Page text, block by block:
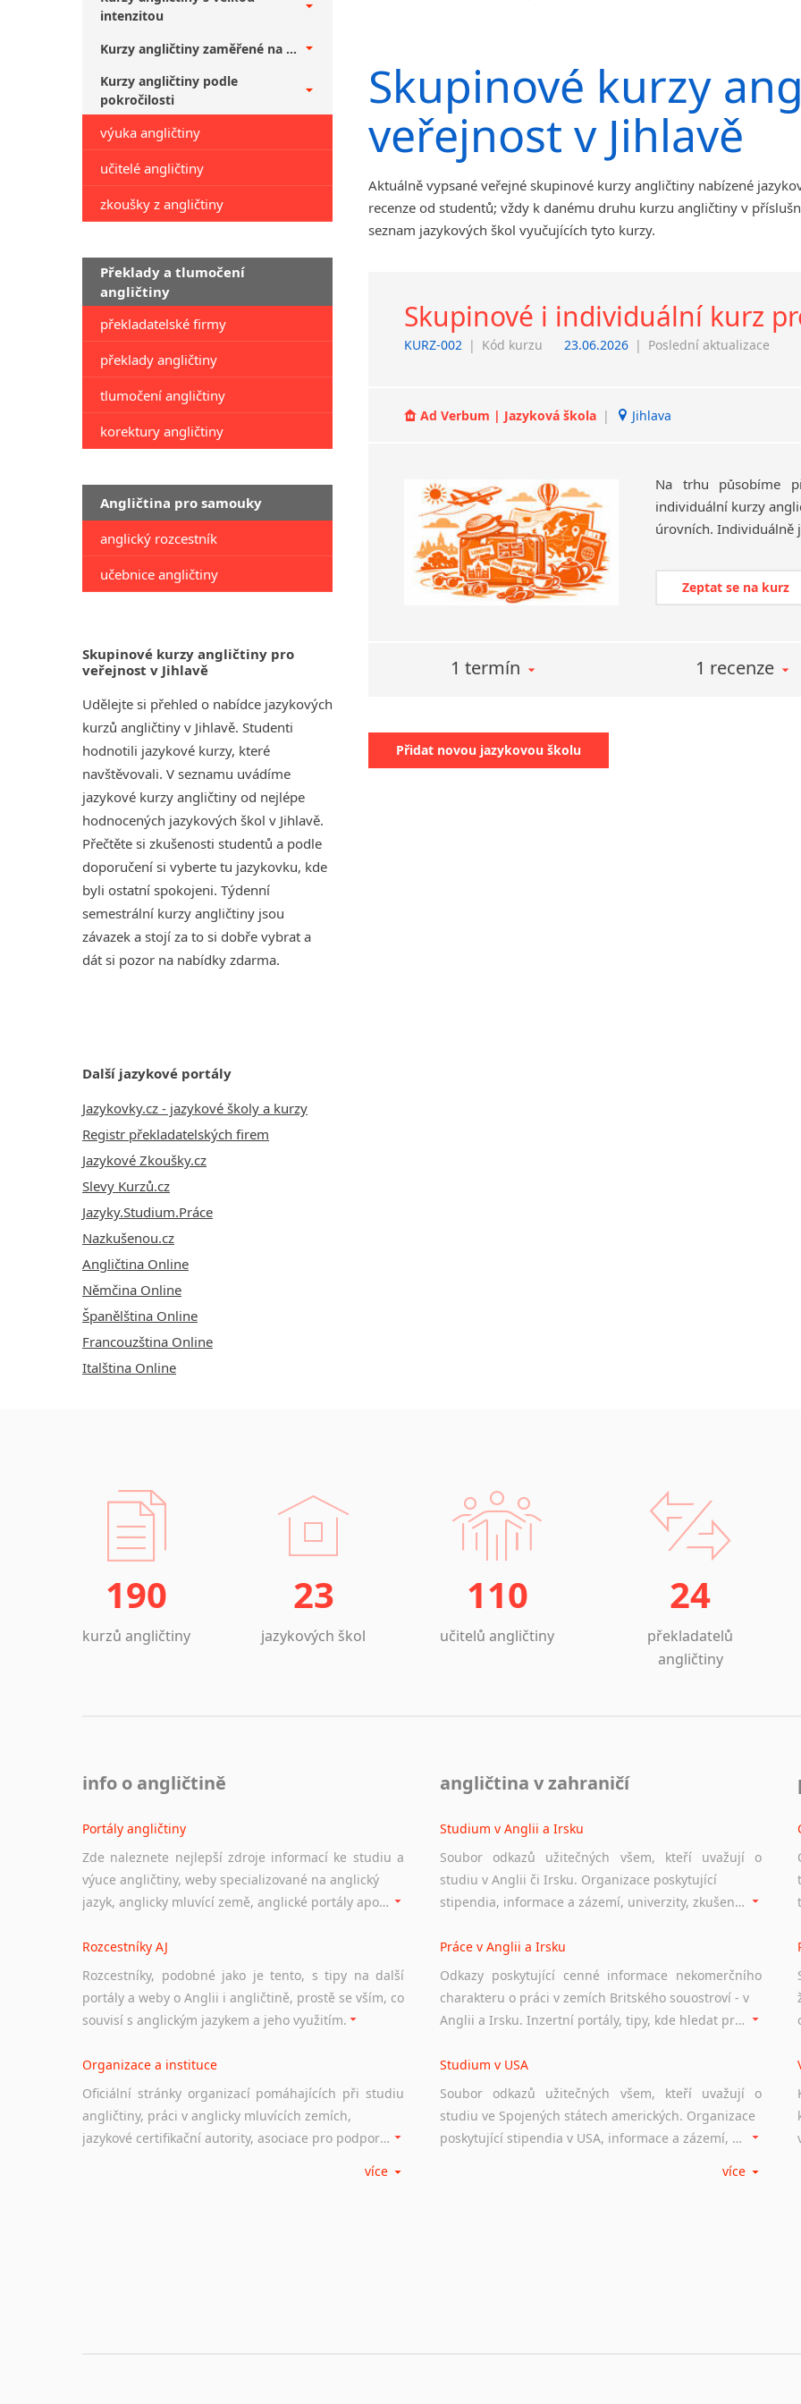
intenzitou
Kurzy angličtiny zaměřené na ...
Kurzy angličtiny podle
pokročilosti
výuka angličtiny
učitelé angličtiny
zkoušky z angličtiny
Překlady a tlumočení
angličtiny
překladatelské firmy
překlady angličtiny
tlumočení angličtiny
korektury angličtiny
Angličtina pro samouky
anglický rozcestník
učebnice angličtiny
Skupinové kurzy angličtiny pro
veřejnost v Jihlavě
Udělejte si přehled o nabídce jazykových
kurzů angličtiny v Jihlavě. Studenti
hodnotili jazykové kurzy, které
navštěvovali. V seznamu uvádíme
jazykové kurzy angličtiny od nejlépe
hodnocených jazykových škol v Jihlavě.
Přečtěte si zkušenosti studentů a podle
doporučení si vyberte tu jazykovku, kde
byli ostatní spokojeni. Týdenní
semestrální kurzy angličtiny jsou
závazek a stojí za to si dobře vybrat a
dát si pozor na nabídky zdarma.
Další jazykové portály
Jazykovky.cz - jazykové školy a kurzy
Registr překladatelských firem
Jazykové Zkoušky.cz
Slevy Kurzů.cz
Jazyky.Studium.Práce
Nazkušenou.cz
Angličtina Online
Němčina Online
Španělština Online
Francouzština Online
Italština Online
Chomutov
Chrudim
Děčín
Hodonín
Klatovy
Kolín
Most
Prostějov
Vysoká nad Labem
Skupinové kurzy
veřejnost v Jihlavě
Aktuálně vypsané veřejné skupinové kurzy angličtiny nabízené
recenze od studentů; vždy k danému druhu kurzu angličtiny v
seznam jazykových škol vyučujících tyto kurzy.
Skupinové i individuální kurz
KURZ-002 | Kód kurzu 23.06.2026 | Poslední aktualizace
Ad Verbum | Jazyková škola | Jihlava
Na trhu působíme
individuální kurzy
Zeptat se na kurz
1 termín 1 recenze
Přidat novou jazykovou školu
190
kurzů angličtiny
23
jazykových škol
110
učitelů angličtiny
24
překladatelů
angličtiny
info o angličtině
Portály angličtiny
Zde naleznete nejlepší zdroje informací ke studiu a
výuce angličtiny, weby specializované na anglický
jazyk, anglicky mluvící země, anglické portály apod. Rubrika obsahuje zejména komplexní a maximálně kvalitní stránky využitelné ke studiu angličtiny.
Rozcestníky AJ
Rozcestníky, podobné jako je tento, s tipy na další
portály a weby o Anglii i angličtině, prostě se vším, co
souvisí s anglickým jazykem a jeho využitím.
Organizace a instituce
Oficiální stránky organizací pomáhajících při studiu
angličtiny, práci v anglicky mluvících zemích,
jazykové certifikační autority, asociace pro podporu jazykového vzdělávání ad.
více
angličtina v zahraničí
Studium v Anglii a Irsku
Soubor odkazů užitečných všem, kteří uvažují o
studiu v Anglii či Irsku. Organizace poskytující
stipendia, informace a zázemí, univerzity, zkušenosti studentů.
Práce v Anglii a Irsku
Odkazy poskytující cenné informace nekomerčního
charakteru o práci v zemích Britského souostroví - v
Anglii a Irsku. Inzertní portály, tipy, kde hledat práci na internetu případně osobní zkušenosti ostatních.
Studium v USA
Soubor odkazů užitečných všem, kteří uvažují o
studiu ve Spojených státech amerických. Organizace
poskytující stipendia v USA, informace a zázemí, univerzity i zkušenosti studentů.
více